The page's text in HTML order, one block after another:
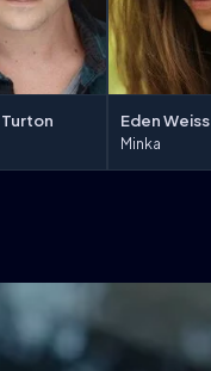
Eden Weiss
Minka